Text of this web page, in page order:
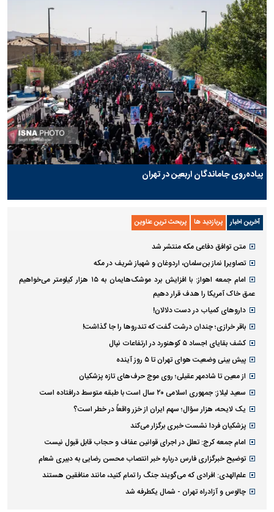
پیاده‌روی جاماندگان اربعین در تهران
آخرین اخبار پربازدید ها پربحث ترین عناوین
متن توافق دفاعی مکه منتشر شد
تصاویر| نماز بن‌سلمان، اردوغان و شهباز شریف در مکه
امام‌ جمعه اهواز: با افزایش برد موشک‌هایمان به ۱۵ هزار کیلومتر می‌خواهیم
عمق خاک آمریکا را هدف قرار دهیم
داروهای کمیاب در دست دلالان!
باقر خرازی؛ چندان درشت گفت که تندروها را جا گذاشت!
کشف بقایای اجساد ۵ کوهنورد در ارتفاعات نپال
پیش بینی وضعیت هوای تهران تا ۵ روز آینده
از معین تا شادمهر عقیلی؛ روی موج حرف‌های تازه پزشکیان
سعید لیلاز: جمهوری اسلامی ۲۰ سال است با طبقه متوسط درافتاده است
یک لایحه، هزار سؤال؛ سهم ایران از خزر واقعاً در خطر است؟
پزشکیان فردا نشست خبری برگزار می‌کند
امام جمعه کرج: تعلل در اجرای قوانین عفاف و حجاب قابل قبول نیست
توضیح خبرگزاری فارس درباره خبر انتصاب محسن رضایی به دبیری شعام
علم‌الهدی: افرادی که می‌گویند جنگ را تمام کنید، مانند منافقین هستند
چالوس و آزادراه تهران - شمال یکطرفه شد